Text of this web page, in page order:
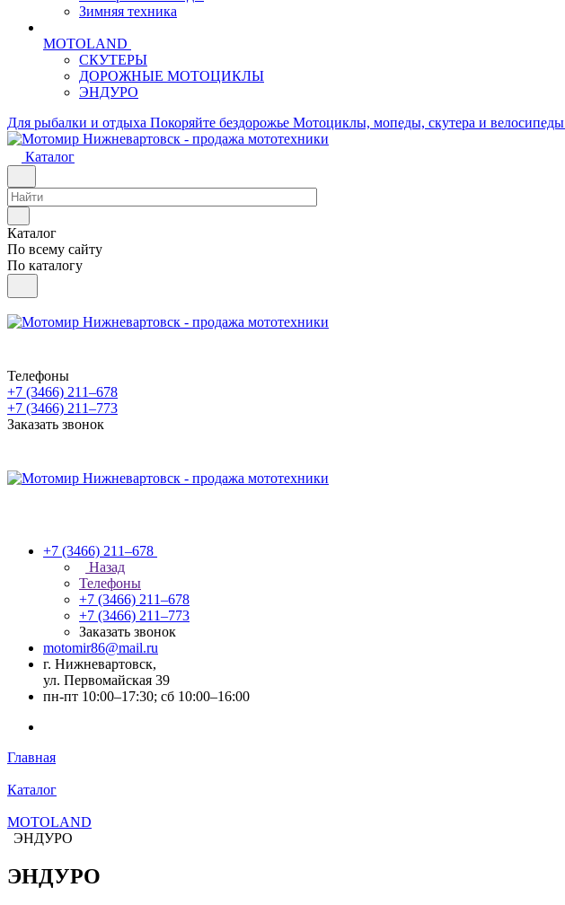
Зимняя техника
MOTOLAND
СКУТЕРЫ
ДОРОЖНЫЕ МОТОЦИКЛЫ
ЭНДУРО
Для рыбалки и отдыха Покоряйте бездорожье Мотоциклы, мопеды, скутера и велосипеды
Каталог
Каталог
По всему сайту
По каталогу
Телефоны
+7 (3466) 211‒678
+7 (3466) 211‒773
Заказать звонок
+7 (3466) 211‒678
Назад
Телефоны
+7 (3466) 211‒678
+7 (3466) 211‒773
Заказать звонок
motomir86@mail.ru
г. Нижневартовск,
ул. Первомайская 39
пн-пт 10:00–17:30; сб 10:00–16:00
Главная
Каталог
MOTOLAND
ЭНДУРО
ЭНДУРО